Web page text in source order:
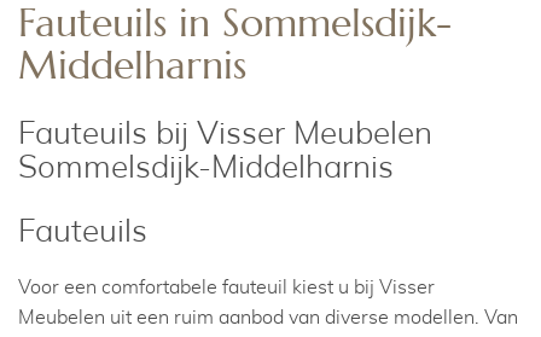
Fauteuils in Sommelsdijk-
Middelharnis
Fauteuils bij Visser Meubelen
Sommelsdijk-Middelharnis
Fauteuils
Voor een comfortabele fauteuil kiest u bij Visser
Meubelen uit een ruim aanbod van diverse modellen. Van